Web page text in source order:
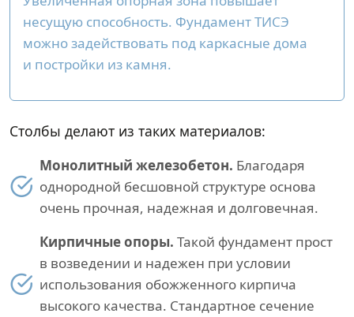
несущую способность. Фундамент ТИСЭ
можно задействовать под каркасные дома
и постройки из камня.
Столбы делают из таких материалов:
Монолитный железобетон. Благодаря
однородной бесшовной структуре основа
очень прочная, надежная и долговечная.
Кирпичные опоры. Такой фундамент прост
в возведении и надежен при условии
использования обожженного кирпича
высокого качества. Стандартное сечение